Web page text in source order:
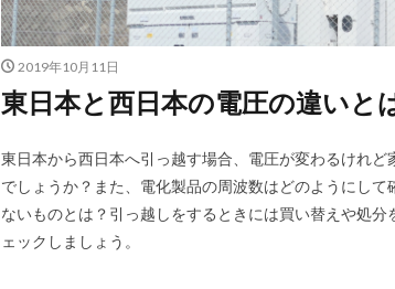
2019年10月11日
東日本と西日本の電圧の違いと
東日本から西日本へ引っ越す場合、電圧が変わるけれ
でしょうか？また、電化製品の周波数はどのようにし
ないものとは？引っ越しをするときには買い替えや処
ェックしましょう。